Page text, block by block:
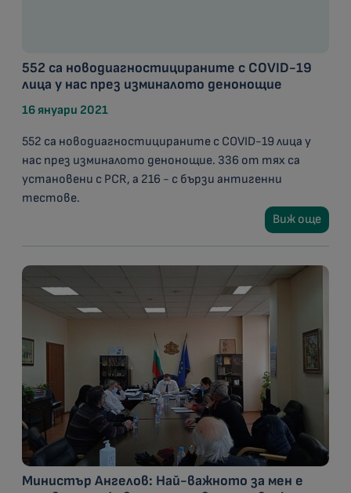
552 са новодиагностицираните с COVID-19
лица у нас през изминалото денонощие
16 януари 2021
552 са новодиагностицираните с COVID-19 лица у
нас през изминалото денонощие. 336 от тях са
установени с PCR, а 216 - с бързи антигенни
тестове.
Виж още
Министър Ангелов: Най-важното за мен е